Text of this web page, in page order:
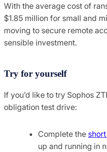
With the average cost of
$1.85 million for small and
moving to secure remote
sensible investment.
Try for yourself
If you’d like to try Sophos
obligation test drive:
Complete the
up and running in